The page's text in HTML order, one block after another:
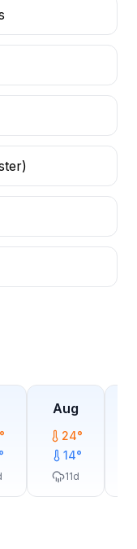
°
°
Aug
24°
14°
11d